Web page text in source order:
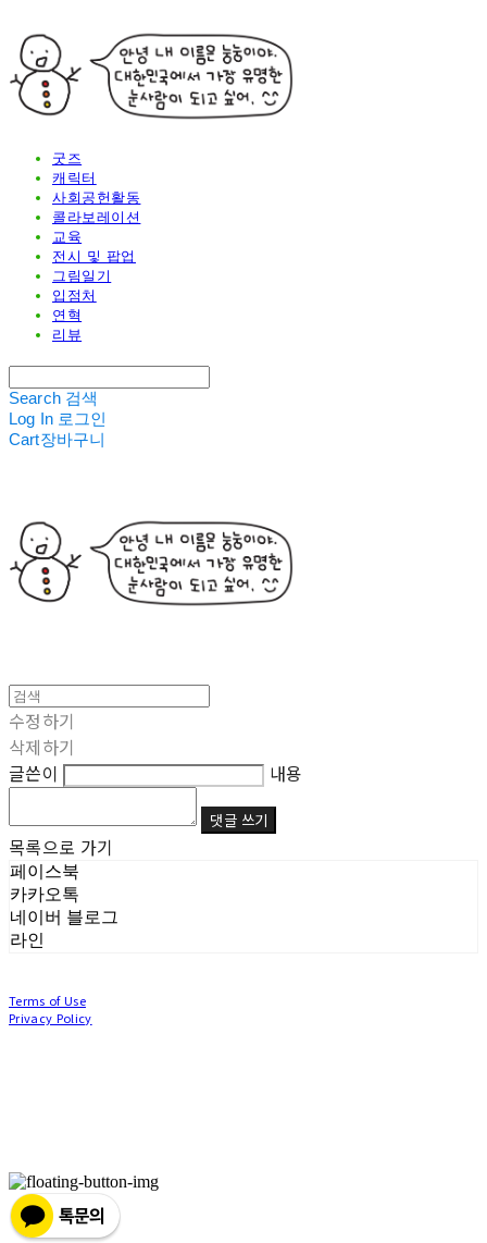
굿즈
캐릭터
사회공헌활동
콜라보레이션
교육
전시 및 팝업
그림일기
입점처
연혁
리뷰
Search 검색
Log In 로그인
Cart장바구니
수정하기
삭제하기
글쓴이
내용
댓글 쓰기
목록으로 가기
페이스북
카카오톡
네이버 블로그
라인
Terms of Use
Privacy Policy